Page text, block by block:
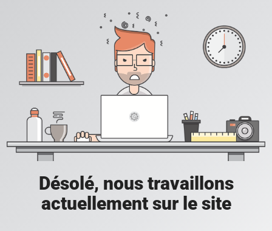
Désolé, nous travaillons
actuellement sur le site